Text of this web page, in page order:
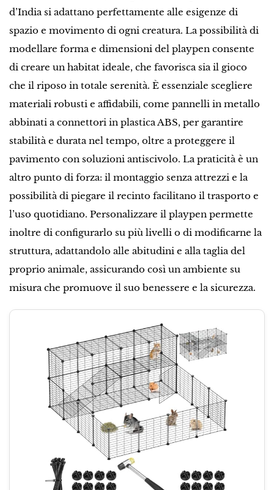
d’India si adattano perfettamente alle esigenze di
spazio e movimento di ogni creatura. La possibilità di
modellare forma e dimensioni del playpen consente
di creare un habitat ideale, che favorisca sia il gioco
che il riposo in totale serenità. È essenziale scegliere
materiali robusti e affidabili, come pannelli in metallo
abbinati a connettori in plastica ABS, per garantire
stabilità e durata nel tempo, oltre a proteggere il
pavimento con soluzioni antiscivolo. La praticità è un
altro punto di forza: il montaggio senza attrezzi e la
possibilità di piegare il recinto facilitano il trasporto e
l’uso quotidiano. Personalizzare il playpen permette
inoltre di configurarlo su più livelli o di modificarne la
struttura, adattandolo alle abitudini e alla taglia del
proprio animale, assicurando così un ambiente su
misura che promuove il suo benessere e la sicurezza.